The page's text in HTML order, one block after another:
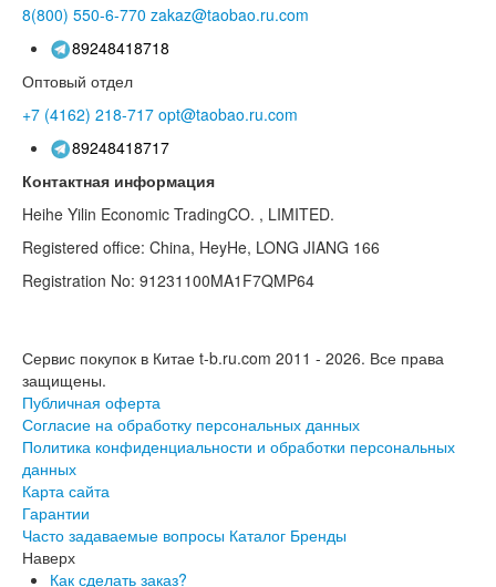
8(800) 550-6-770 zakaz@taobao.ru.com
89248418718
Оптовый отдел
+7 (4162) 218-717 opt@taobao.ru.com
89248418717
Контактная информация
Heihe Yilin Economic TradingCO. , LIMITED.
Registered office: China, HeyHe, LONG JIANG 166
Registration No: 91231100MA1F7QMP64
Сервис покупок в Китае t-b.ru.com 2011 - 2026. Все права
защищены.
Публичная оферта
Согласие на обработку персональных данных
Политика конфиденциальности и обработки персональных
данных
Карта сайта
Гарантии
Часто задаваемые вопросы Каталог Бренды
Наверх
Как сделать заказ?